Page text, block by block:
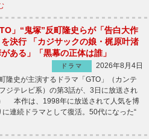
」“鬼塚”反町隆史らが「告白大作
決行 「カジサックの娘・梶原叶渚
ある」「黒幕の正体は誰」
ドラマ
2026年8月4日
隆史が主演するドラマ「GTO」（カンテ
ジテレビ系）の第3話が、3日に放送され
本作は、1998年に放送されて人気を博
連続ドラマとして復活。50代になった“